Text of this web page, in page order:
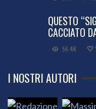
QUESTO
CACCIATO
56.4K
I NOSTRI AUTORI